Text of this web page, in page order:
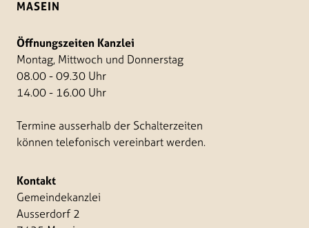
MASEIN
Öffnungszeiten Kanzlei
Montag, Mittwoch und Donnerstag
08.00 - 09.30 Uhr
14.00 - 16.00 Uhr
Termine ausserhalb der Schalterzeiten
können telefonisch vereinbart werden.
Kontakt
Gemeindekanzlei
Ausserdorf 2